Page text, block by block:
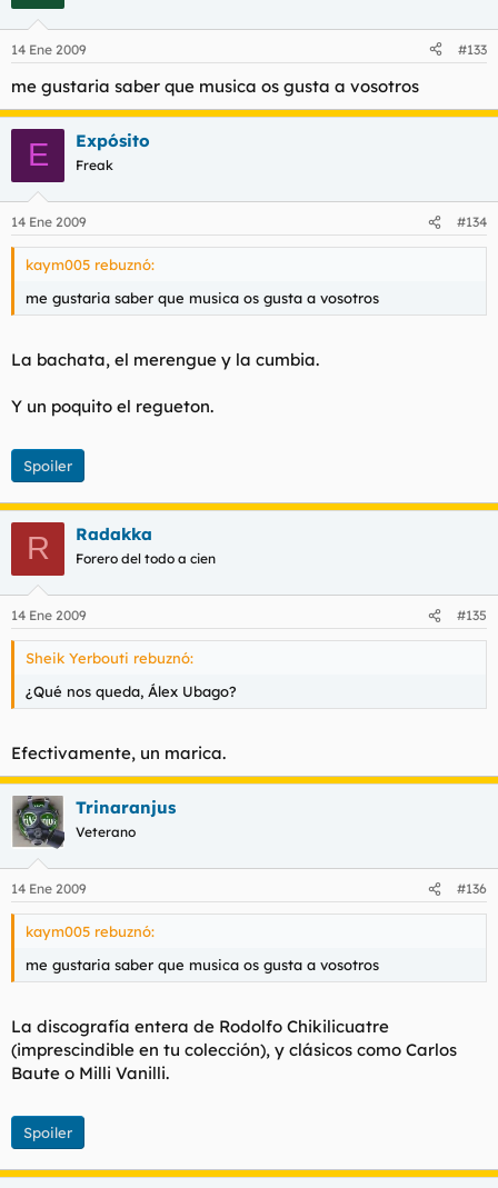
14 Ene 2009 #133
me gustaria saber que musica os gusta a vosotros
E Expósito
Freak
14 Ene 2009 #134
kaym005 rebuznó:
me gustaria saber que musica os gusta a vosotros
La bachata, el merengue y la cumbia.
Y un poquito el regueton.
Spoiler
R Radakka
Forero del todo a cien
14 Ene 2009 #135
Sheik Yerbouti rebuznó:
¿Qué nos queda, Álex Ubago?
Efectivamente, un marica.
Trinaranjus
Veterano
14 Ene 2009 #136
kaym005 rebuznó:
me gustaria saber que musica os gusta a vosotros
La discografía entera de Rodolfo Chikilicuatre
(imprescindible en tu colección), y clásicos como Carlos
Baute o Milli Vanilli.
Spoiler